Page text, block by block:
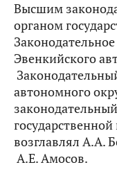
Высшим
органом
Эвенкийского
автономного
возглавлял А.А.
А.Е. Амосов.